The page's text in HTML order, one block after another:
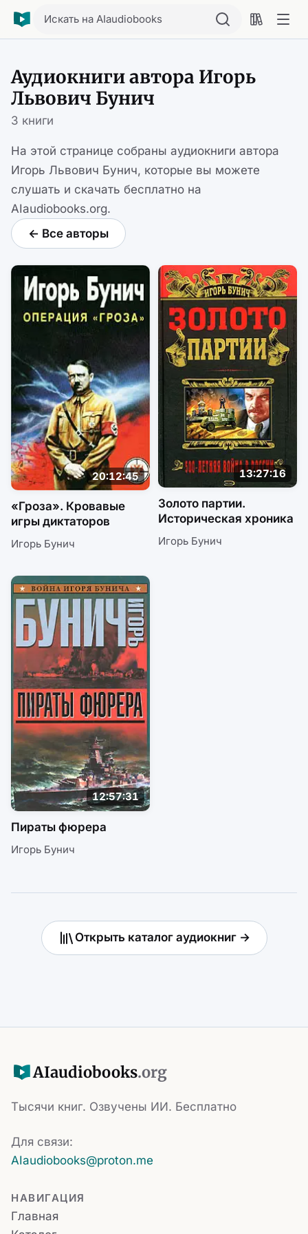
Искать на AIaudiobooks
Аудиокниги автора Игорь
Львович Бунич
3 книги
На этой странице собраны аудиокниги автора
Игорь Львович Бунич, которые вы можете
слушать и скачать бесплатно на
AIaudiobooks.org.
← Все авторы
20:12:45
«Гроза». Кровавые
игры диктаторов
Игорь Бунич
13:27:16
Золото партии.
Историческая хроника
Игорь Бунич
12:57:31
Пираты фюрера
Игорь Бунич
Открыть каталог аудиокниг →
AIaudiobooks.org
Тысячи книг. Озвучены ИИ. Бесплатно
Для связи:
AIaudiobooks@proton.me
НАВИГАЦИЯ
Главная